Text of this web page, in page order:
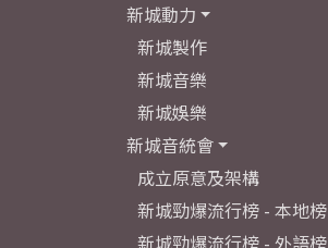
新城動力
新城製作
新城音樂
新城娛樂
新城音統會
成立原意及架構
新城勁爆流行榜 - 本地榜
新城勁爆流行榜 - 外語榜